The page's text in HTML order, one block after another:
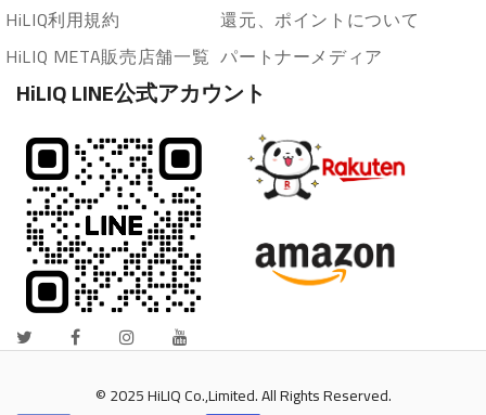
HiLIQ利用規約
HiLIQ META販売店舗一覧
還元、ポイントについて
パートナーメディア
HiLIQ LINE公式アカウント
© 2025 HiLIQ Co.,Limited. All Rights Reserved.